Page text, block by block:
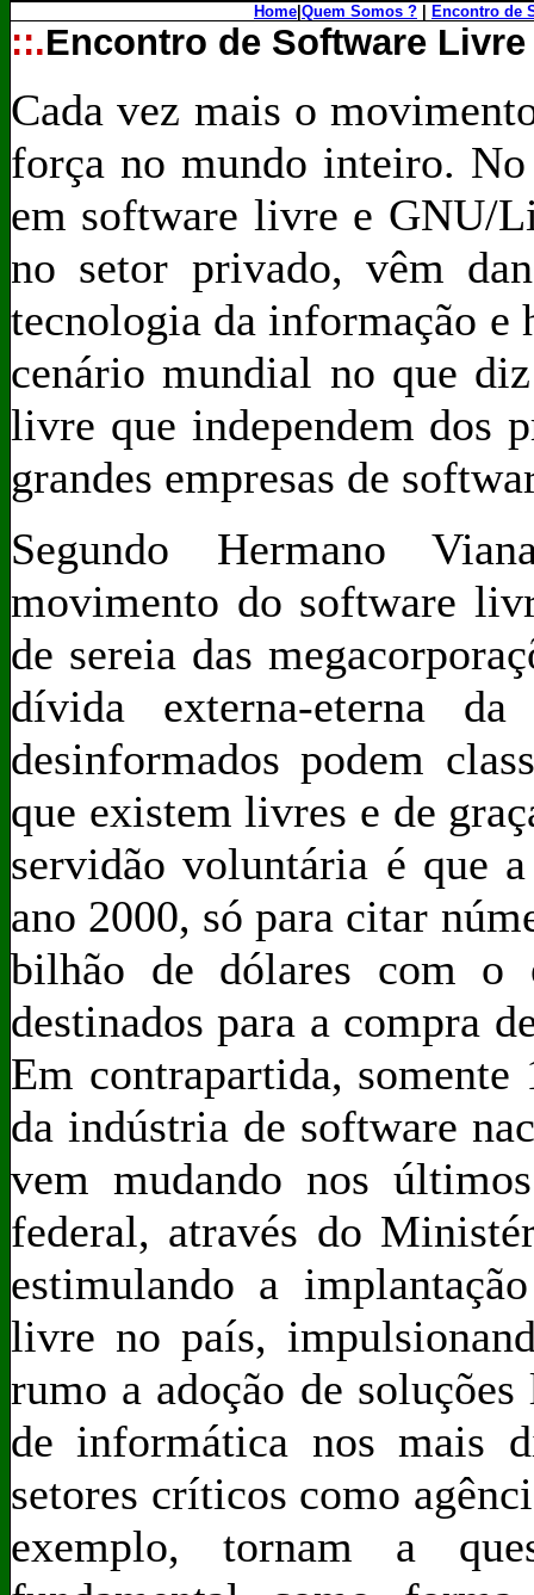
Home Quem Somos ? Encontro de
::.Encontro de Software
Cada vez mais o
força no mundo inteiro.
em software livre e GNU/
no setor privado, vêm
tecnologia da informação e
cenário mundial no que
livre que independem dos
grandes empresas de
Segundo Hermano
movimento do software
de sereia das
dívida externa-eterna
desinformados podem
que existem livres e de
servidão voluntária é que
ano 2000, só para citar
bilhão de dólares com o
destinados para a compra
Em contrapartida,
da indústria de software
vem mudando nos
federal, através do
estimulando a
livre no país,
rumo a adoção de
de informática nos mais
setores críticos como
exemplo, tornam a